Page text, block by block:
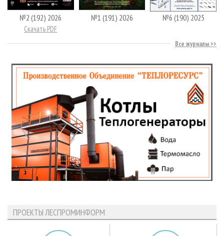
№2 (192) 2026
Скачать PDF
№1 (191) 2026 №6 (190) 2025
Все журналы
ПРОЕКТЫ ЛЕСПРОМИНФОРМ